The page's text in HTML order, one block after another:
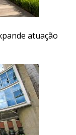
atuação